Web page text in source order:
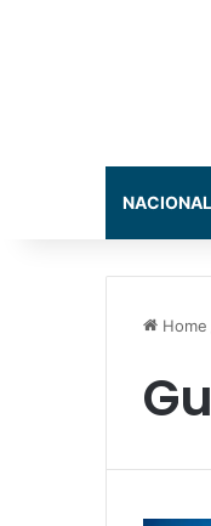
Home